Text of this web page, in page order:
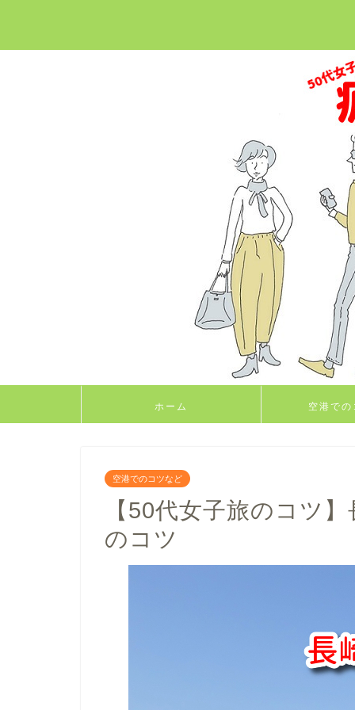
ホーム 空港で
空港でのコツなど
【50代女子旅のコツ
のコツ